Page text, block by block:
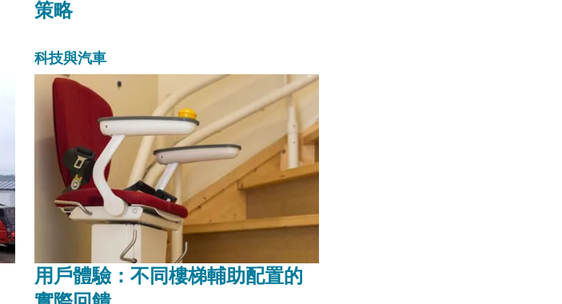
策略
科技與汽車
用戶體驗：不同樓梯輔助配置的